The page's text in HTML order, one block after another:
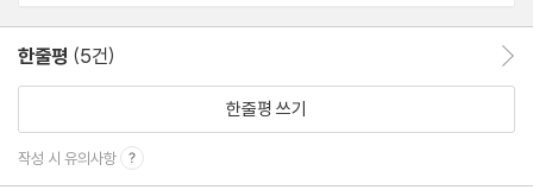
한줄평 (5건)
한줄평 쓰기
작성 시 유의사항